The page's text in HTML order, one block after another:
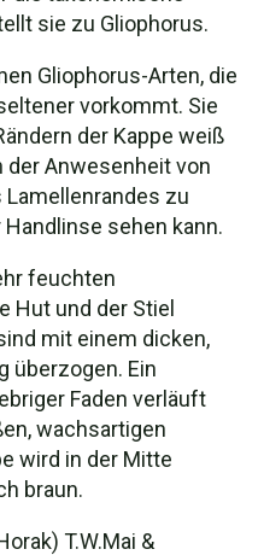
sie zu Gliophorus.
Gliophorus-Arten, die
vorkommt. Sie
der Kappe weiß
der Anwesenheit von
zu
sehen kann.
feuchten
Hut und der Stiel
mit einem dicken,
überzogen. Ein
Faden verläuft
wachsartigen
wird in der Mitte
braun.
T.W.Mai &